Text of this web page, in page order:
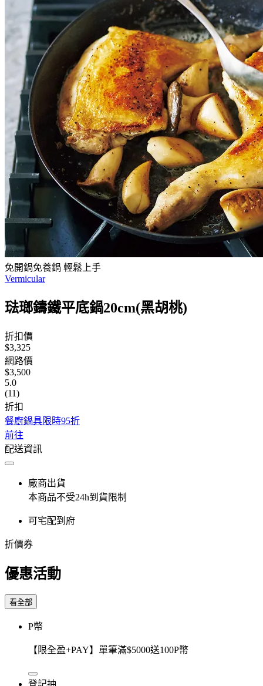
免開鍋免養鍋 輕鬆上手
Vermicular
琺瑯鑄鐵平底鍋20cm(黑胡桃)
折扣價
$3,325
網路價
$3,500
5.0
(11)
折扣
餐廚鍋具限時95折
前往
配送資訊
廠商出貨
本商品不受24h到貨限制
可宅配到府
折價券
優惠活動
看全部
P幣
【限全盈+PAY】單筆滿$5000送100P幣
登記抽